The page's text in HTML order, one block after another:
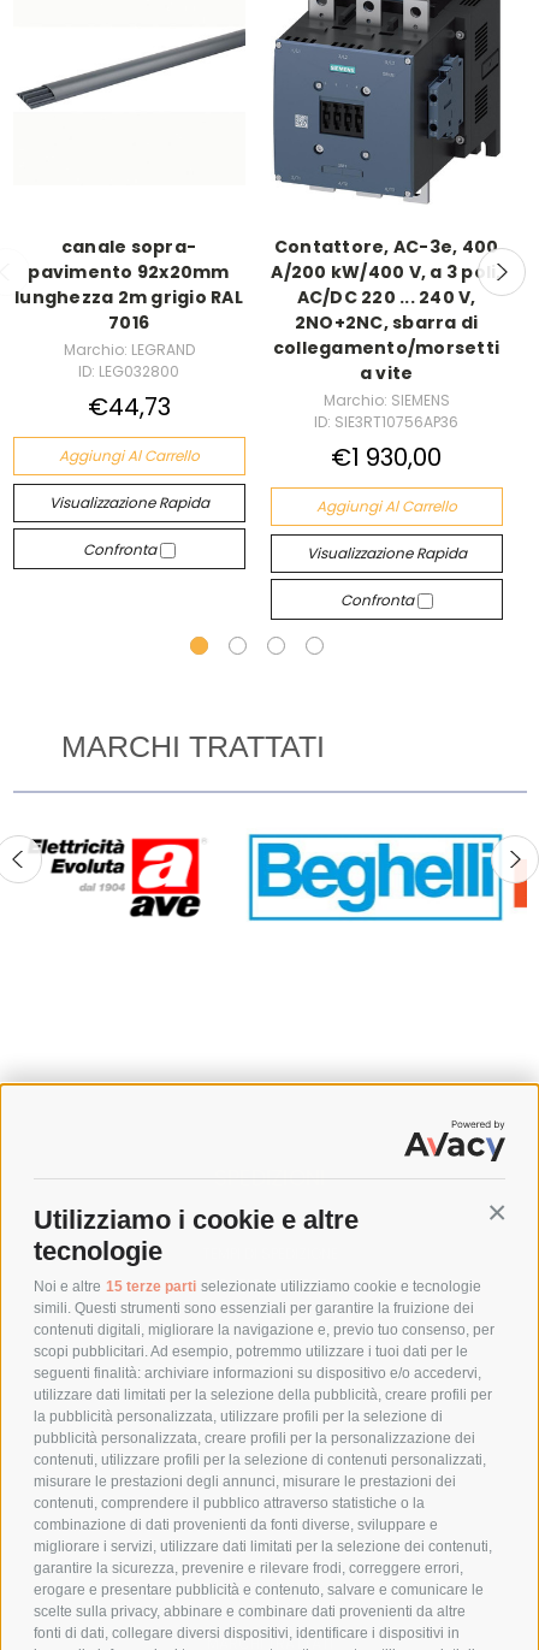
Utilizziamo i cookie e altre
tecnologie
Noi e altre 15 terze parti selezionate utilizziamo cookie e tecnologie
simili. Questi strumenti sono essenziali per garantire la fruizione dei
contenuti digitali, migliorare la navigazione e, previo tuo consenso, per
scopi pubblicitari. Ad esempio, potremmo utilizzare i tuoi dati per le
seguenti finalità: archiviare informazioni su dispositivo e/o accedervi,
utilizzare dati limitati per la selezione della pubblicità, creare profili per
la pubblicità personalizzata, utilizzare profili per la selezione di
pubblicità personalizzata, creare profili per la personalizzazione dei
contenuti, utilizzare profili per la selezione di contenuti personalizzati,
misurare le prestazioni degli annunci, misurare le prestazioni dei
contenuti, comprendere il pubblico attraverso statistiche o la
combinazione di dati provenienti da fonti diverse, sviluppare e
migliorare i servizi, utilizzare dati limitati per la selezione dei contenuti,
garantire la sicurezza, prevenire e rilevare frodi, correggere errori,
erogare e presentare pubblicità e contenuto, salvare e comunicare le
scelte sulla privacy, abbinare e combinare dati provenienti da altre
fonti di dati, collegare diversi dispositivi, identificare i dispositivi in
canale sopra-
pavimento 92x20mm
lunghezza 2m grigio RAL
7016
Marchio: LEGRAND
ID: LEG032800
€44,73
Aggiungi Al Carrello
Visualizzazione Rapida
Confronta
Contattore, AC-3e, 400
A/200 kW/400 V, a 3 poli,
AC/DC 220 ... 240 V,
2NO+2NC, sbarra di
collegamento/morsetti
a vite
Marchio: SIEMENS
ID: SIE3RT10756AP36
€1 930,00
Aggiungi Al Carrello
Visualizzazione Rapida
Confronta
MARCHI TRATTATI
SPEDIZIONI
COSTI DI SPEDIZIONE
POLITICA DI RESO
POLICY
PRIVACY POLICY
COOKIE POLICY
PAGAMENTI SICURI
AZIENDA
CHI SIAMO
MARCHI TRATTATI